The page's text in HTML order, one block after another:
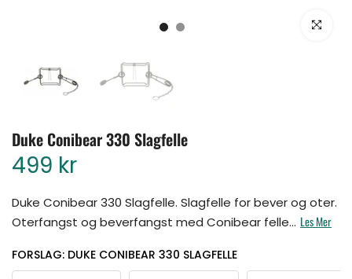
Klikk for å
Duke Conibear 330 Slagfelle
499 kr
Duke Conibear 330 Slagfelle. Slagfelle for bever og oter.
Oterfangst og beverfangst med Conibear felle... Les Mer
FORSLAG: DUKE CONIBEAR 330 SLAGFELLE